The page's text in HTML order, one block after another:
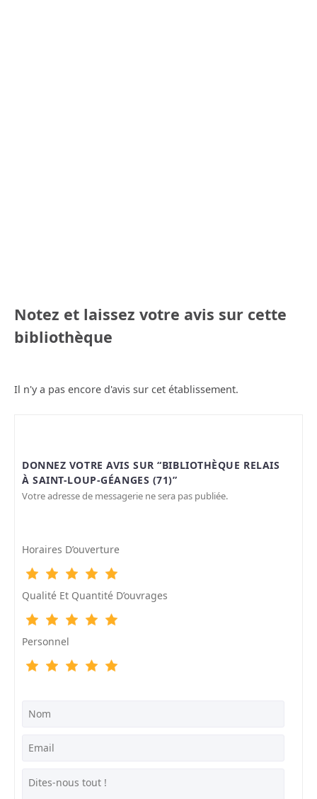
Notez et laissez votre avis sur cette
bibliothèque
Il n'y a pas encore d'avis sur cet établissement.
DONNEZ VOTRE AVIS SUR “BIBLIOTHÈQUE RELAIS
À SAINT-LOUP-GÉANGES (71)”
Votre adresse de messagerie ne sera pas publiée.
Horaires D’ouverture
Qualité Et Quantité D’ouvrages
Personnel